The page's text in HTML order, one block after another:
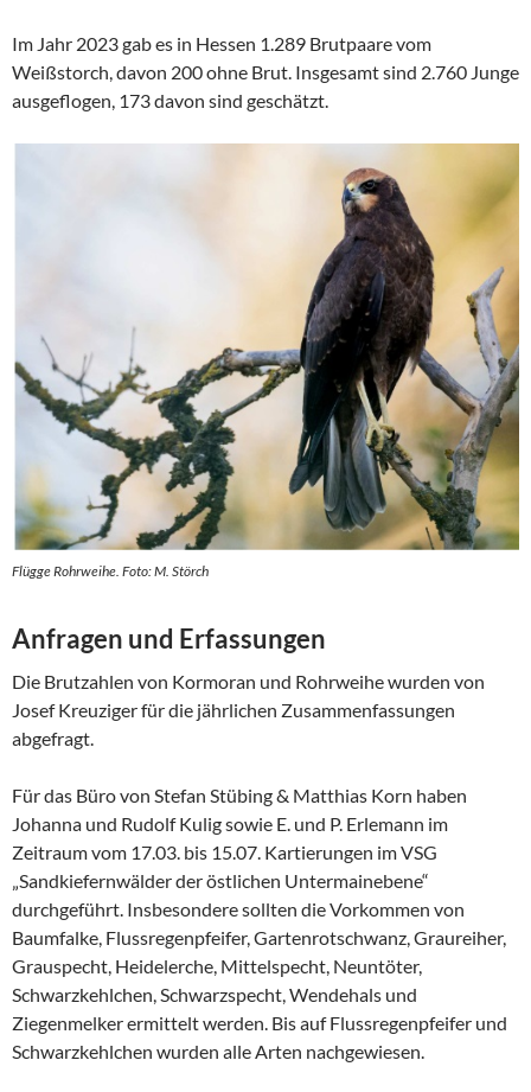
Im Jahr 2023 gab es in Hessen 1.289 Brutpaare vom
Weißstorch, davon 200 ohne Brut. Insgesamt sind 2.760 Junge
ausgeflogen, 173 davon sind geschätzt.
Flügge Rohrweihe. Foto: M. Störch
Anfragen und Erfassungen
Die Brutzahlen von Kormoran und Rohrweihe wurden von
Josef Kreuziger für die jährlichen Zusammenfassungen
abgefragt.
Für das Büro von Stefan Stübing & Matthias Korn haben
Johanna und Rudolf Kulig sowie E. und P. Erlemann im
Zeitraum vom 17.03. bis 15.07. Kartierungen im VSG
„Sandkiefernwälder der östlichen Untermainebene“
durchgeführt. Insbesondere sollten die Vorkommen von
Baumfalke, Flussregenpfeifer, Gartenrotschwanz, Graureiher,
Grauspecht, Heidelerche, Mittelspecht, Neuntöter,
Schwarzkehlchen, Schwarzspecht, Wendehals und
Ziegenmelker ermittelt werden. Bis auf Flussregenpfeifer und
Schwarzkehlchen wurden alle Arten nachgewiesen.